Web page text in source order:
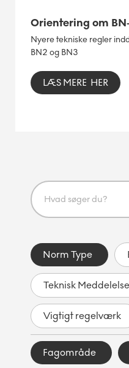
Orientering om
Nyere tekniske regler
BN2 og BN3
LÆS MERE HER
Norm Type
Teknisk Meddelelse
Vigtigt regelværk
Fagområde